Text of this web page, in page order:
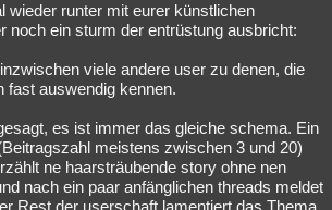
wieder runter mit eurer künstlichen
noch ein sturm der entrüstung ausbricht:
viele andere user zu denen, die
fast auswendig kennen.
es ist immer das gleiche schema. Ein
meistens zwischen 3 und 20)
ne haarsträubende story ohne nen
nach ein paar anfänglichen threads meldet
Rest der userschaft lamentiert das Thema